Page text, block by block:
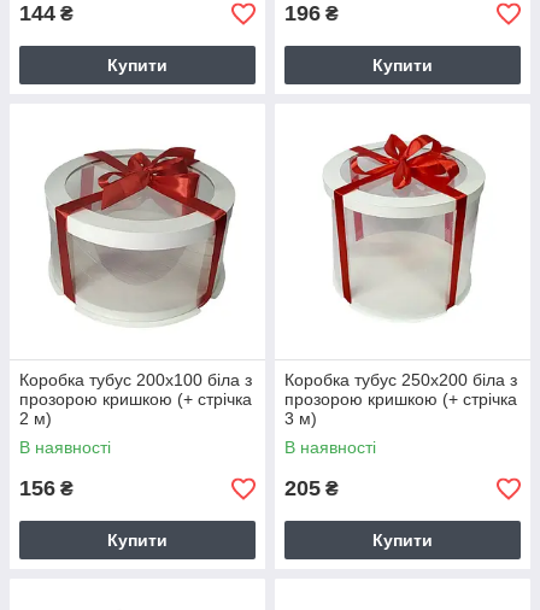
144 ₴
Купити
196 ₴
Купити
Коробка тубус 200х100 біла з
прозорою кришкою (+ стрічка
2 м)
В наявності
156 ₴
Купити
Коробка тубус 250х200 біла з
прозорою кришкою (+ стрічка
3 м)
В наявності
205 ₴
Купити